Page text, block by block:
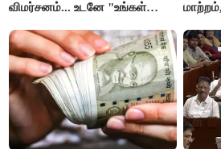
விமர்சனம்... உடனே "உங்கள்
ஆதவ் அர்ஜுனா பதிலடி!